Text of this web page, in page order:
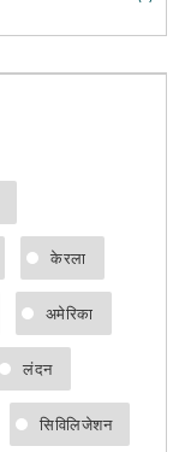
केरला
अमेरिका
लंदन
सिविलिजेशन